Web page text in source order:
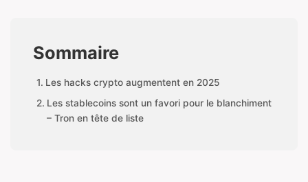
Sommaire
Les hacks crypto augmentent en 2025
Les stablecoins sont un favori pour le blanchiment
– Tron en tête de liste